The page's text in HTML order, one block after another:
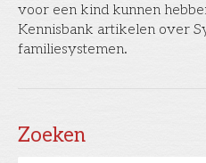
voor een kind kunnen
Kennisbank artikelen over
familiesystemen.
Zoeken